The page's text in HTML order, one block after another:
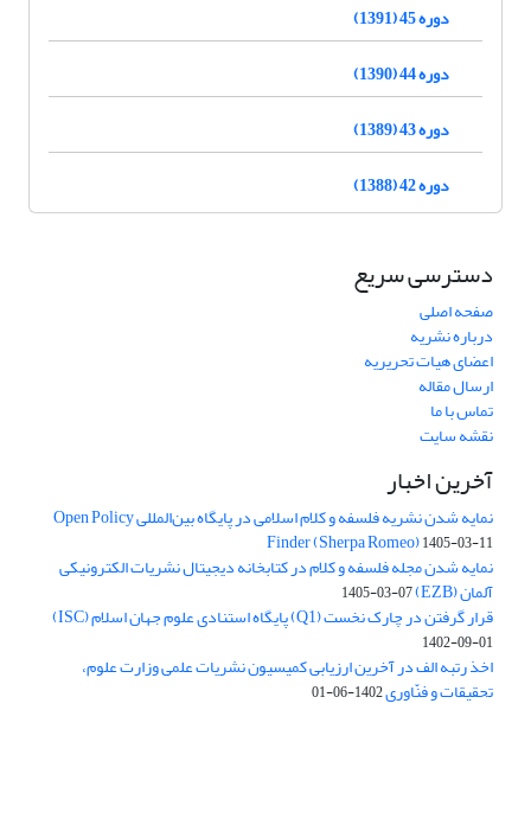
دوره 45 (1391)
دوره 44 (1390)
دوره 43 (1389)
دوره 42 (1388)
دسترسی سریع
صفحه اصلی
درباره نشریه
اعضای هیات تحریریه
ارسال مقاله
تماس با ما
نقشه سایت
آخرین اخبار
نمایه شدن نشریه فلسفه و کلام اسلامی در پایگاه بین‌المللی Open Policy
Finder (Sherpa Romeo)1405-03-11
نمایه شدن مجله فلسفه و کلام در کتابخانه دیجیتال نشریات الکترونیکی
آلمان (EZB) 1405-03-07
قرار گرفتن در چارک نخست (Q1) پایگاه استنادی علوم جهان اسلام (ISC)
1402-09-01
اخذ رتبه الف در آخرین ارزیابی کمیسیون نشریات علمی وزارت علوم،
تحقیقات و فنّاوری1402-06-01